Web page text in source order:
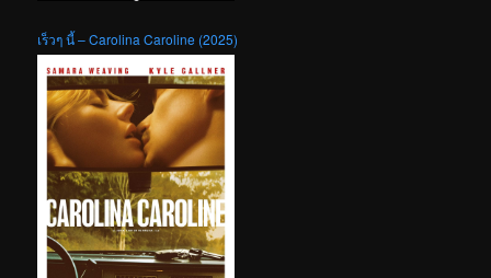
เร็วๆ นี้ – Carolina Caroline (2025)